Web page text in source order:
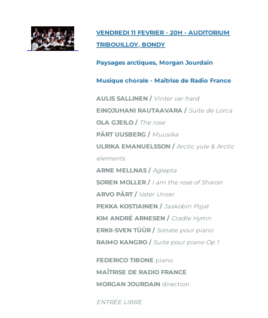
VENDREDI 11 FEVRIER - 20H - AUDITORIUM
TRIBOUILLOY, BONDY
Paysages arctiques, Morgan Jourdain
Musique chorale - Maîtrise de Radio France
AULIS SALLINEN / Vinter var hard
EINOJUHANI RAUTAAVARA / Suite de Lorca
OLA GJEILO / The rose
PÄRT UUSBERG / Muusika
ULRIKA EMANUELSSON /Arctic yule & Arctic
elements
ARNE MELLNAS /Aglepta
SOREN MOLLER / I am the rose of Sharon
ARVO PÄRT / Vater Unser
PEKKA KOSTIAINEN /Jaakobin Pojat
KIM ANDRÉ ARNESEN / Cradle Hymn
ERKII-SVEN TÜÜR / Sonate pour piano
RAIMO KANGRO / Suite pour piano Op 1
FEDERICO TIBONE piano
MAÎTRISE DE RADIO FRANCE
MORGAN JOURDAINdirection
ENTRÉE LIBRE